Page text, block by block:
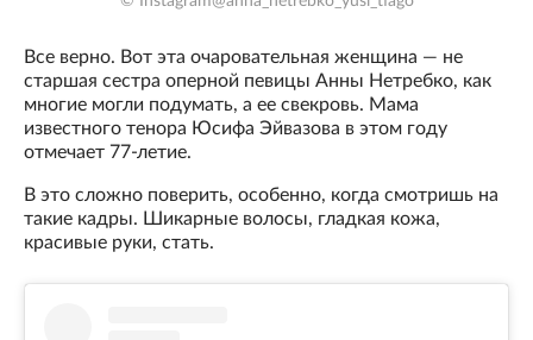
Все верно. Вот эта очаровательная женщина — не
старшая сестра оперной певицы Анны Нетребко, как
многие могли подумать, а ее свекровь. Мама
известного тенора Юсифа Эйвазова в этом году
отмечает 77-летие.
В это сложно поверить, особенно, когда смотришь на
такие кадры. Шикарные волосы, гладкая кожа,
красивые руки, стать.